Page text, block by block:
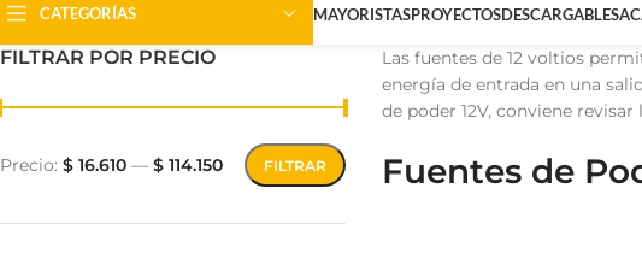
CATEGORÍAS MAYORISTASPROYECTOSDESCARGABLES
FILTRAR POR PRECIO
FILTRAR
Precio: $ 16.610 — $ 114.150
Las fuentes de 12 voltios
energía de entrada en una
de poder 12V, conviene
Fuentes de